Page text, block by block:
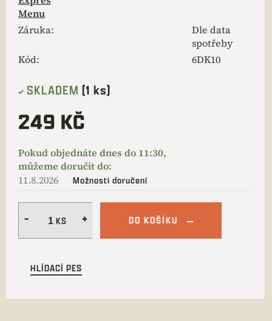
Menu
Záruka:
Dle data
spotřeby
Kód:
6DK10
SKLADEM (1 ks)
249 KČ
11.8.2026 Možnosti doručení
DO KOŠÍKU
HLÍDACÍ PES